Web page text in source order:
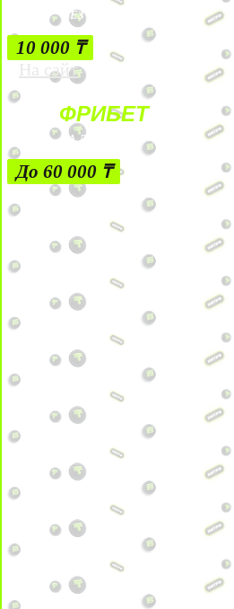
БЕЗ УСЛОВИЙ
10 000 ₸
На сайт
ФРИБЕТ
ЗА ДЕПОЗИТЫ
До 60 000 ₸